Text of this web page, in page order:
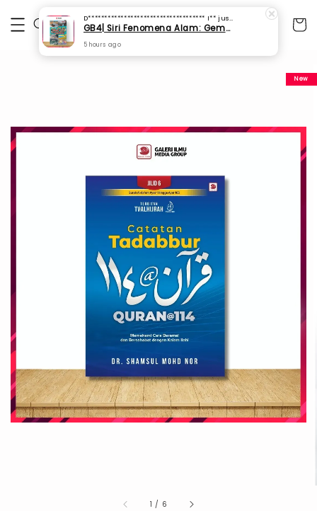
1 / 6
New
D************************************ I** just purchased
GB4| Siri Fenomena Alam: Gempa Bumi & Tsunami Yang Memusnahkan Kehidupan (SFM 2A)
5 hours ago